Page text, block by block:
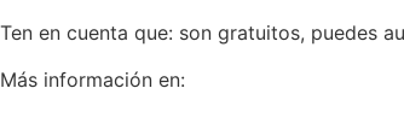
Ten en cuenta que: son gratuitos, puedes
Más información en: